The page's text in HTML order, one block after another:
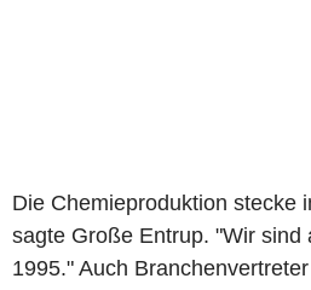
Die Chemieproduktion stecke
sagte Große Entrup. "Wir sind
1995." Auch